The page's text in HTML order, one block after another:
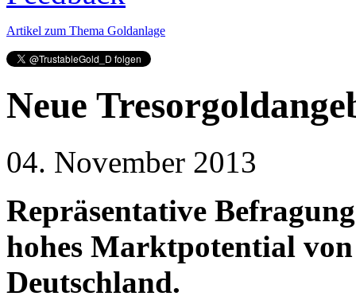
Artikel zum Thema Goldanlage
Neue
04. November 2013
Repräsentative
hohes Marktpotential
Deutschland.